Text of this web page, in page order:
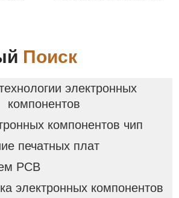
Поиск
электронных
компонентов
компонентов чип
печатных плат
PCB
электронных компонентов